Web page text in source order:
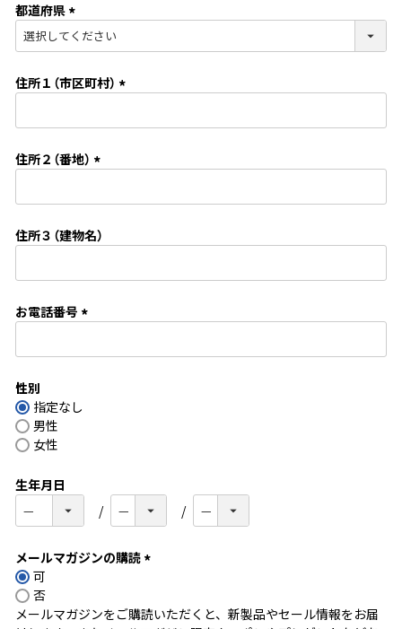
)
都道府県
(
必
)
住所１（市区町村）
必
住所２（番地）
必
)
住所３（建物名）
お電話番号
必
性別
指定なし
男性
女性
生年月日
メールマガジンの購読
須
可
否
メールマガジンをご購読いただくと、新製品やセール情報をお届